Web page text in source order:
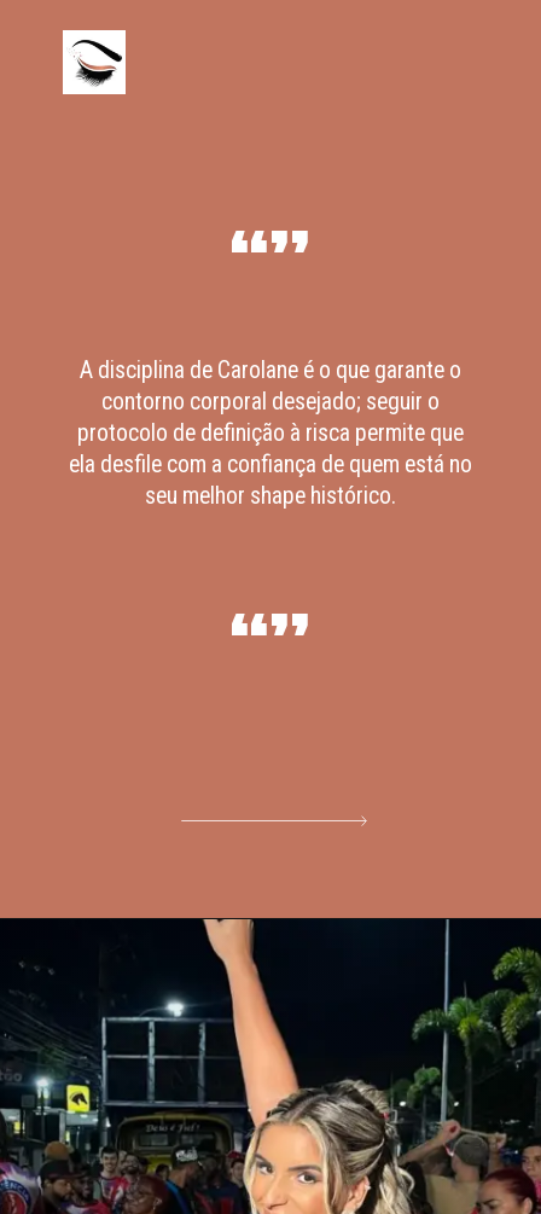
“”
“”
A disciplina de Carolane é o que garante o
contorno corporal desejado; seguir o
protocolo de definição à risca permite que
ela desfile com a confiança de quem está no
seu melhor shape histórico.